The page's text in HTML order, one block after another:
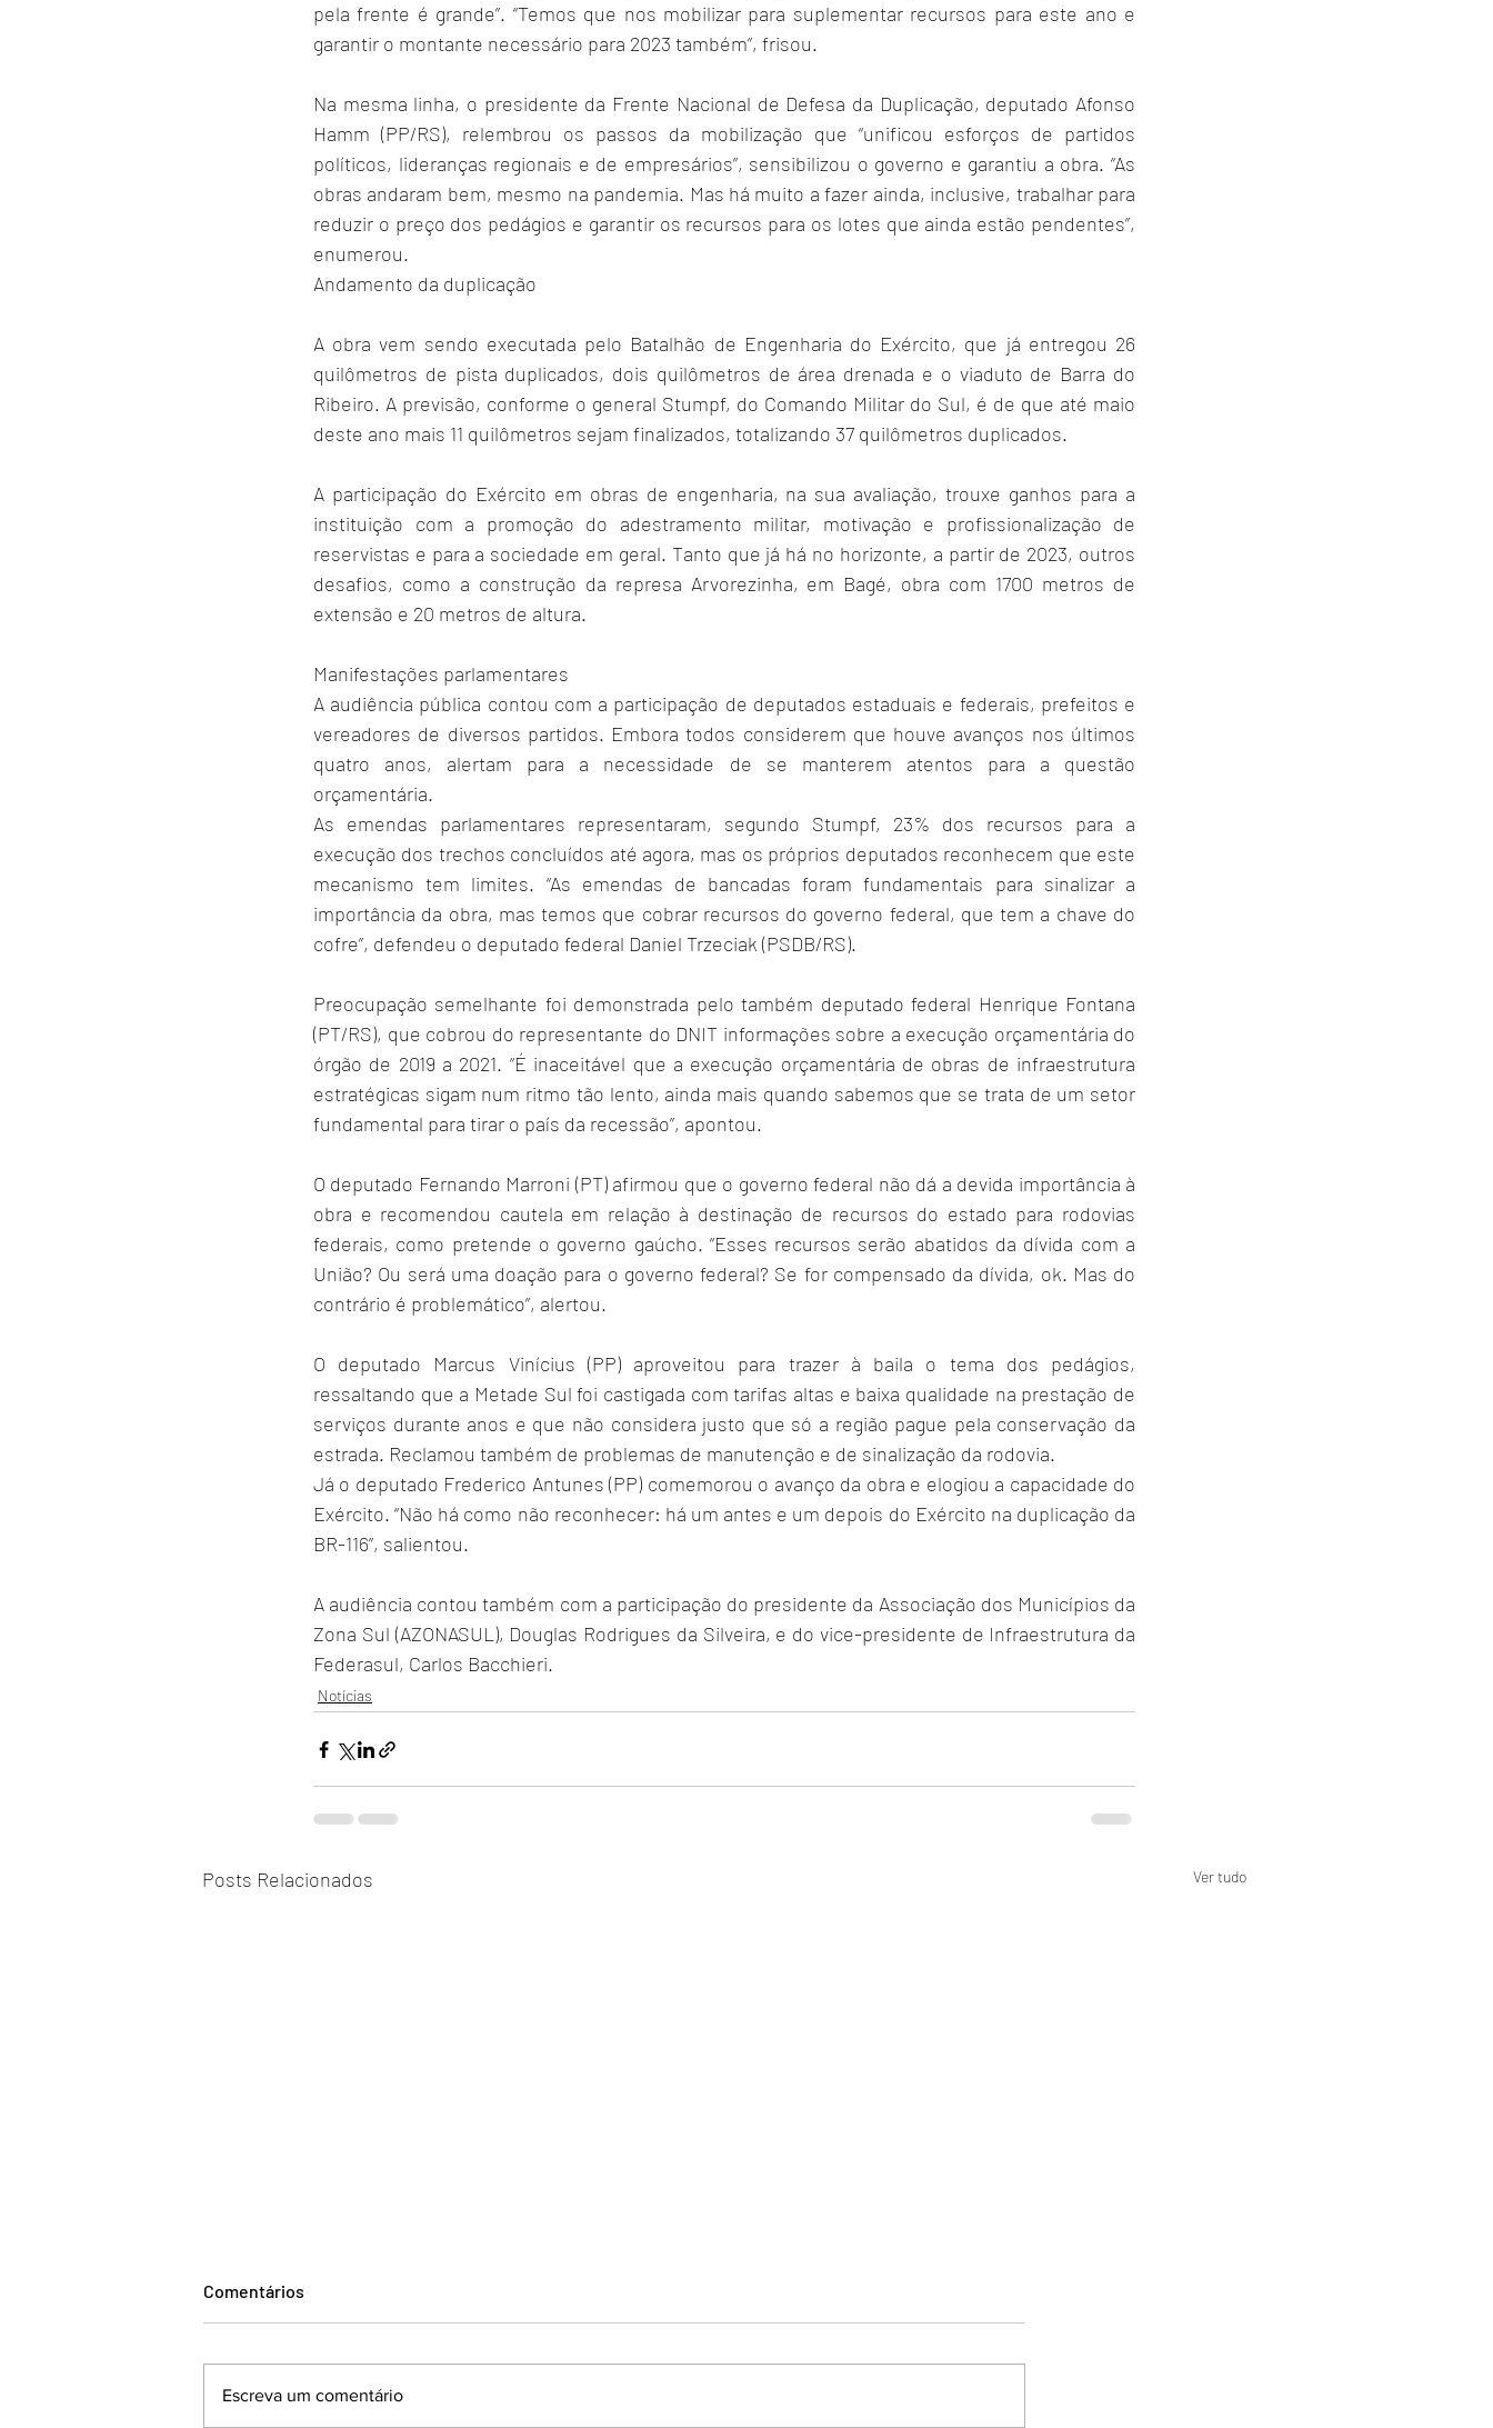
pela frente é grande”. “Temos que nos mobilizar para suplementar recursos para este ano e
garantir o montante necessário para 2023 também”, frisou.
Na mesma linha, o presidente da Frente Nacional de Defesa da Duplicação, deputado Afonso
Hamm (PP/RS), relembrou os passos da mobilização que “unificou esforços de partidos
políticos, lideranças regionais e de empresários”, sensibilizou o governo e garantiu a obra. “As
obras andaram bem, mesmo na pandemia. Mas há muito a fazer ainda, inclusive, trabalhar para
reduzir o preço dos pedágios e garantir os recursos para os lotes que ainda estão pendentes”,
enumerou.
Andamento da duplicação
A obra vem sendo executada pelo Batalhão de Engenharia do Exército, que já entregou 26
quilômetros de pista duplicados, dois quilômetros de área drenada e o viaduto de Barra do
Ribeiro. A previsão, conforme o general Stumpf, do Comando Militar do Sul, é de que até maio
deste ano mais 11 quilômetros sejam finalizados, totalizando 37 quilômetros duplicados.
A participação do Exército em obras de engenharia, na sua avaliação, trouxe ganhos para a
instituição com a promoção do adestramento militar, motivação e profissionalização de
reservistas e para a sociedade em geral. Tanto que já há no horizonte, a partir de 2023, outros
desafios, como a construção da represa Arvorezinha, em Bagé, obra com 1700 metros de
extensão e 20 metros de altura.
Manifestações parlamentares
A audiência pública contou com a participação de deputados estaduais e federais, prefeitos e
vereadores de diversos partidos. Embora todos considerem que houve avanços nos últimos
quatro anos, alertam para a necessidade de se manterem atentos para a questão
orçamentária.
As emendas parlamentares representaram, segundo Stumpf, 23% dos recursos para a
execução dos trechos concluídos até agora, mas os próprios deputados reconhecem que este
mecanismo tem limites. “As emendas de bancadas foram fundamentais para sinalizar a
importância da obra, mas temos que cobrar recursos do governo federal, que tem a chave do
cofre”, defendeu o deputado federal Daniel Trzeciak (PSDB/RS).
Preocupação semelhante foi demonstrada pelo também deputado federal Henrique Fontana
(PT/RS), que cobrou do representante do DNIT informações sobre a execução orçamentária do
órgão de 2019 a 2021. “É inaceitável que a execução orçamentária de obras de infraestrutura
estratégicas sigam num ritmo tão lento, ainda mais quando sabemos que se trata de um setor
fundamental para tirar o país da recessão”, apontou.
O deputado Fernando Marroni (PT) afirmou que o governo federal não dá a devida importância à
obra e recomendou cautela em relação à destinação de recursos do estado para rodovias
federais, como pretende o governo gaúcho. “Esses recursos serão abatidos da dívida com a
União? Ou será uma doação para o governo federal? Se for compensado da dívida, ok. Mas do
contrário é problemático”, alertou.
O deputado Marcus Vinícius (PP) aproveitou para trazer à baila o tema dos pedágios,
ressaltando que a Metade Sul foi castigada com tarifas altas e baixa qualidade na prestação de
serviços durante anos e que não considera justo que só a região pague pela conservação da
estrada. Reclamou também de problemas de manutenção e de sinalização da rodovia.
Já o deputado Frederico Antunes (PP) comemorou o avanço da obra e elogiou a capacidade do
Exército. “Não há como não reconhecer: há um antes e um depois do Exército na duplicação da
BR-116”, salientou.
A audiência contou também com a participação do presidente da Associação dos Municípios da
Zona Sul (AZONASUL), Douglas Rodrigues da Silveira, e do vice-presidente de Infraestrutura da
Federasul, Carlos Bacchieri.
Notícias
Posts Relacionados Ver tudo
Comentários
Escreva um comentário